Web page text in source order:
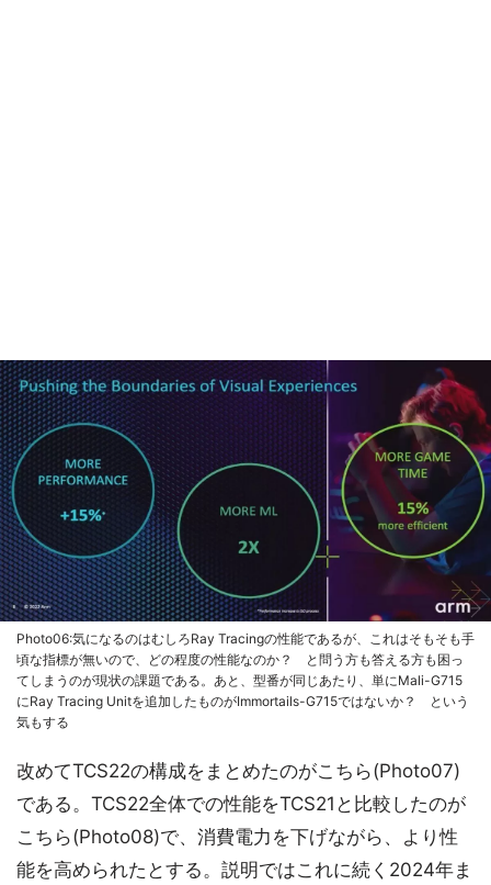
Photo06:気になるのはむしろRay Tracingの性能であるが、これはそもそも手
頃な指標が無いので、どの程度の性能なのか？ と問う方も答える方も困っ
てしまうのが現状の課題である。あと、型番が同じあたり、単にMali-G715
にRay Tracing Unitを追加したものがImmortails-G715ではないか？ という
気もする
改めてTCS22の構成をまとめたのがこちら(Photo07)
である。TCS22全体での性能をTCS21と比較したのが
こちら(Photo08)で、消費電力を下げながら、より性
能を高められたとする。説明ではこれに続く2024年ま